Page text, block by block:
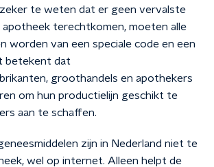
te weten dat er geen vervalste
apotheek terechtkomen, moeten alle
worden van een speciale code en een
betekent dat
groothandels en apothekers
om hun productielijn geschikt te
aan te schaffen.
zijn in Nederland niet te
wel op internet. Alleen helpt de